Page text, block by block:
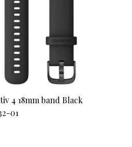
4 18mm band Black
01